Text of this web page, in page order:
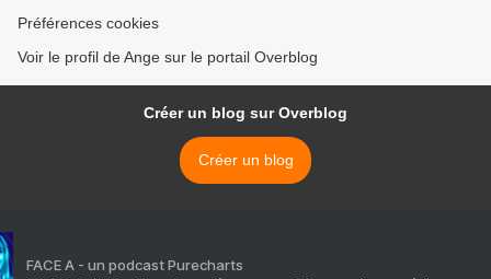
Préférences cookies
Voir le profil de Ange sur le portail Overblog
Créer un blog sur Overblog
Créer un blog
FACE A - un podcast Purecharts